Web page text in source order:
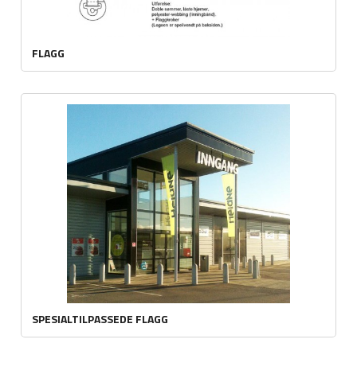
FLAGG
SPESIALTILPASSEDE FLAGG